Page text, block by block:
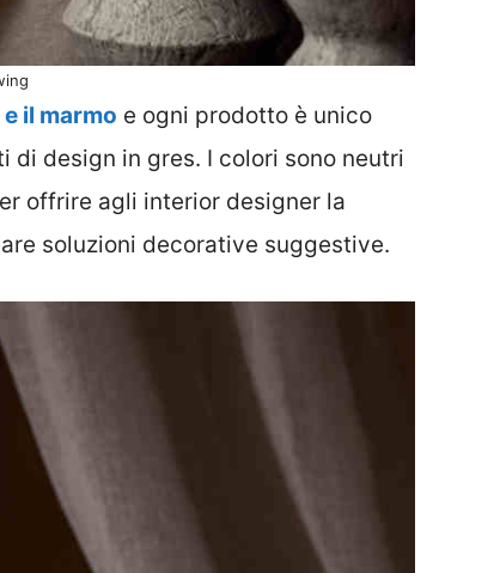
il marmo e ogni prodotto è unico
di design in gres. I colori sono neutri
offrire agli interior designer la
soluzioni decorative suggestive.